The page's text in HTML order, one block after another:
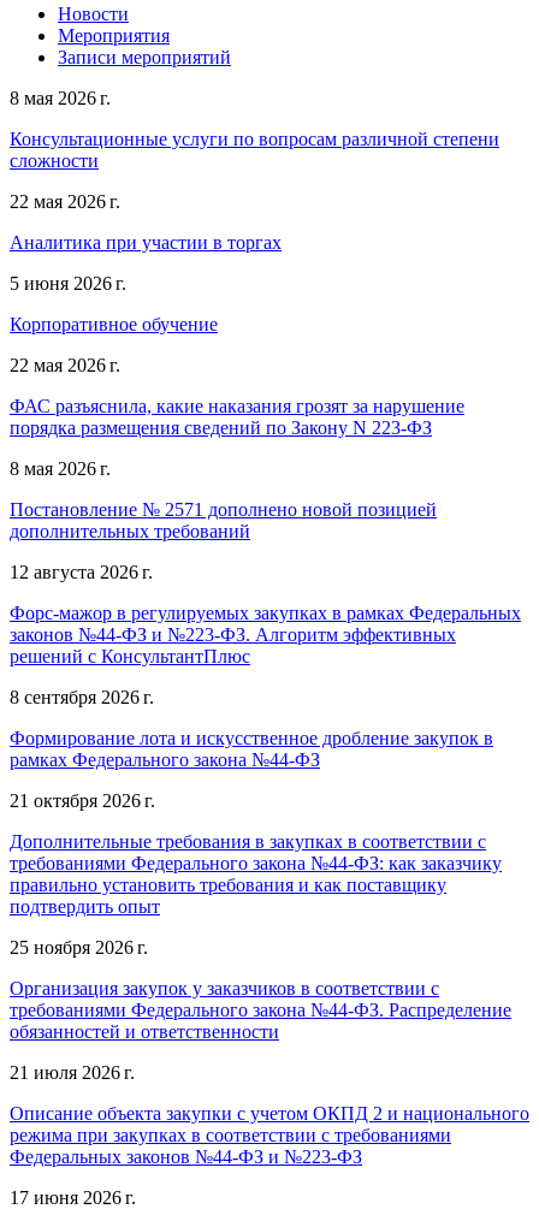
Новости
Мероприятия
Записи мероприятий
8 мая 2026 г.
Консультационные услуги по вопросам различной степени
сложности
22 мая 2026 г.
Аналитика при участии в торгах
5 июня 2026 г.
Корпоративное обучение
22 мая 2026 г.
ФАС разъяснила, какие наказания грозят за нарушение
порядка размещения сведений по Закону N 223-ФЗ
8 мая 2026 г.
Постановление № 2571 дополнено новой позицией
дополнительных требований
12 августа 2026 г.
Форс-мажор в регулируемых закупках в рамках Федеральных
законов №44-ФЗ и №223-ФЗ. Алгоритм эффективных
решений с КонсультантПлюс
8 сентября 2026 г.
Формирование лота и искусственное дробление закупок в
рамках Федерального закона №44-ФЗ
21 октября 2026 г.
Дополнительные требования в закупках в соответствии с
требованиями Федерального закона №44-ФЗ: как заказчику
правильно установить требования и как поставщику
подтвердить опыт
25 ноября 2026 г.
Организация закупок у заказчиков в соответствии с
требованиями Федерального закона №44-ФЗ. Распределение
обязанностей и ответственности
21 июля 2026 г.
Описание объекта закупки с учетом ОКПД 2 и национального
режима при закупках в соответствии с требованиями
Федеральных законов №44-ФЗ и №223-ФЗ
17 июня 2026 г.